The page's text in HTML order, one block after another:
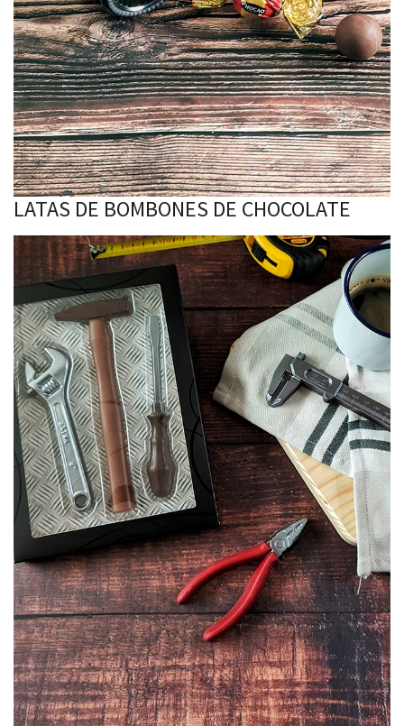
LATAS DE BOMBONES DE CHOCOLATE